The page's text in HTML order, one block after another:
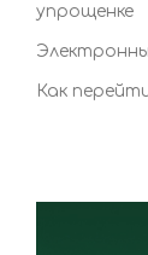
упрощенке
Как